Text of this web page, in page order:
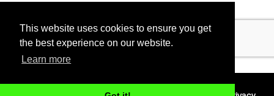
This website uses cookies to ensure you get
the best experience on our website.
Learn more
Facebook